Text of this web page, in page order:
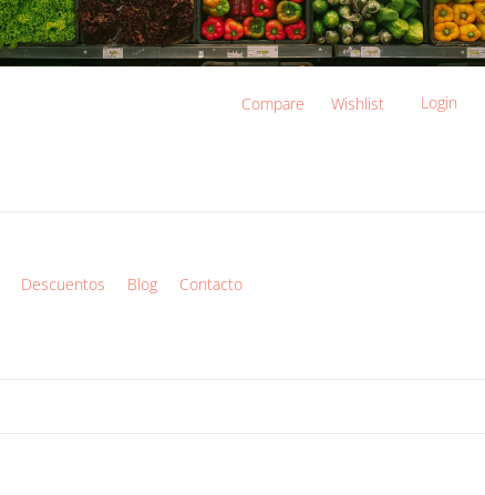
Compare Wishlist Login
Descuentos Blog Contacto